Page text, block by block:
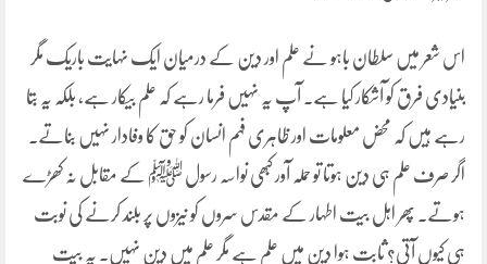
اس شعر میں سلطان باہو نے علم اور دین کے درمیان ایک نہایت باریک مگر
بنیادی فرق کو آشکار کیا ہے۔ آپ یہ نہیں فرما رہے کہ علم بیکار ہے، بلکہ یہ بتا
رہے ہیں کہ محض معلومات اور ظاہری فہم انسان کو حق کا وفادار نہیں بناتے۔
اگر صرف علم ہی دین ہوتا تو حملہ آور کبھی نواسہ رسول ﷺ کے مقابل نہ کھڑے
ہوتے۔ پھر اہل بیت اطہار کے مقدس سروں کو نیزوں پر بلند کرنے کی نوبت
ہی کیوں آتی؟ ثابت ہوا دین میں علم ہے مگر علم میں دین نہیں۔ یہ بیت